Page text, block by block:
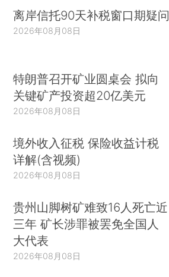
离岸信托90天补税窗口期疑问
2026年08月08日
特朗普召开矿业圆桌会 拟向
关键矿产投资超20亿美元
2026年08月08日
境外收入征税 保险收益计税
详解(含视频)
2026年08月08日
贵州山脚树矿难致16人死亡近
三年 矿长涉罪被罢免全国人
大代表
2026年08月08日